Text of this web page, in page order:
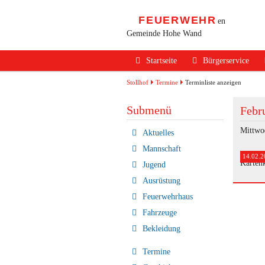
FEUERWEHR en
Gemeinde Hohe Wand
überspringen
Startseite Bürgerservice
Alarmierung /
Verkehrsunfälle
Stollhof Termine Terminliste anzeigen
Submenü
Navigation
Aktuelles
Mannschaft
Jugend
Ausrüstung
Feuerwehrhaus
Fahrzeuge
Bekleidung
Termine